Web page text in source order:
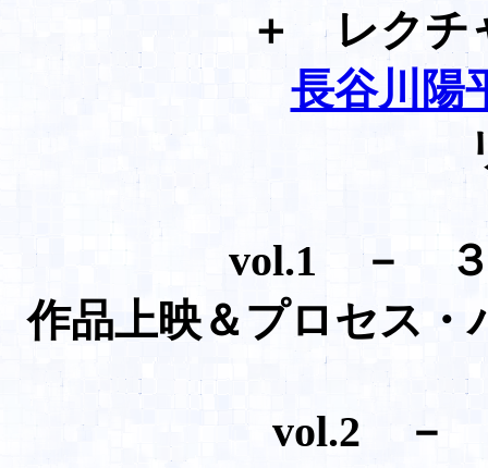
＋ レクチャ
長谷川陽
vol.1 －
作品上映＆プロセス
vol.2 －